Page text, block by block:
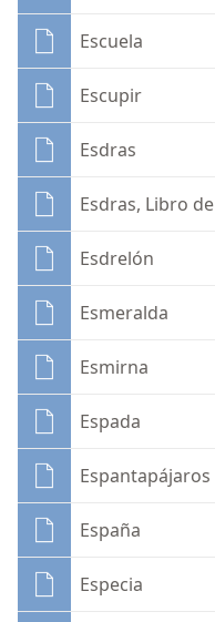
Escuela
Escupir
Esdras
Esdras, Libro de
Esdrelón
Esmeralda
Esmirna
Espada
Espantapájaros
España
Especia